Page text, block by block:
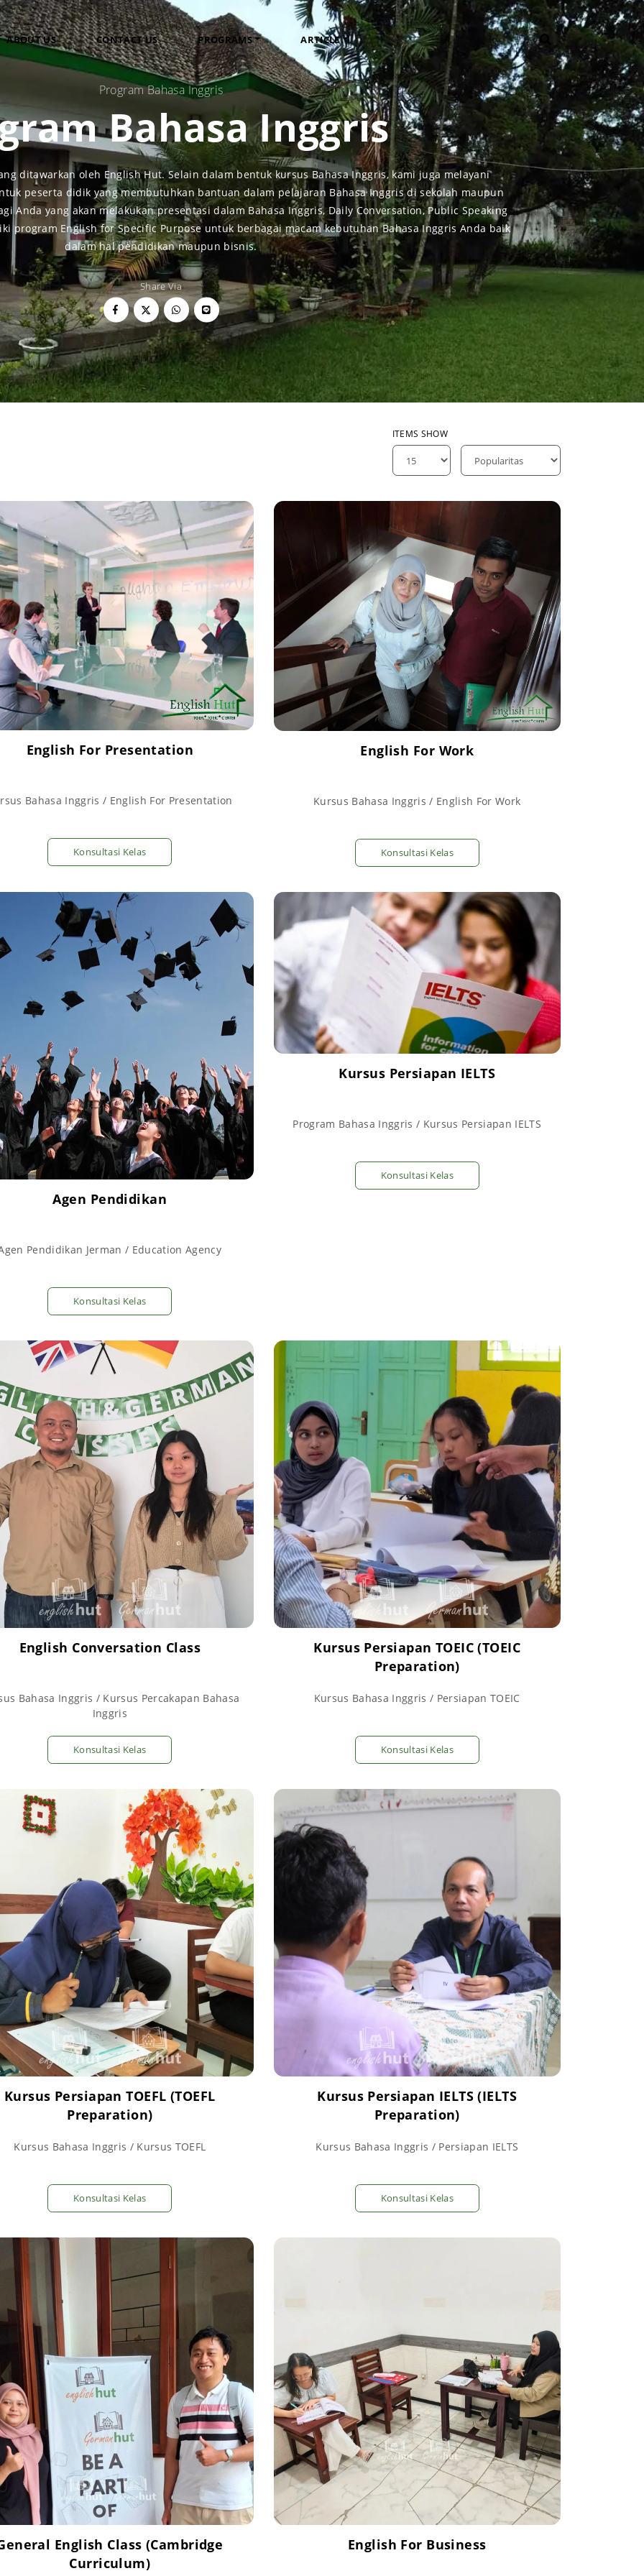
ABOUT US CONTACT US PROGRAMS
PROGAM AGEN PENDIDIKAN JERMAN PROGRAM BAHASA INGGRIS
Kursus Bahasa Inggris
Kursus Percakapan Bahasa Inggris (English Conversation)
English For Specific Purpose (ESP)
Kursus Persiapan TOEFL
Kursus Persiapan TOEIC
PROGRAM BAHASA JERMAN
Kursus Bahasa Jerman
Kursus Percakapan Bahasa Jerman (Deutsch Konversation)
Kursus Sertifikasi Bahasa Jerman (A1 –C2)
SEMUA PROGRAM KURSUS BAHASA
ARTICLE
INFO BAHASA INGGRIS DAN JERMAN
FAQ
Informasi Umum
Tips dan Trik
INFO ENGLISH HUT
Profil Pengajar
Program Bahasa Inggris
Bahasa Inggris
ditawarkan oleh English Hut. Selain dalam bentuk kursus Bahasa Inggris, kami juga melayani
peserta didik yang membutuhkan bantuan dalam pelajaran Bahasa Inggris di sekolah maupun
Anda yang akan melakukan presentasi dalam Bahasa Inggris, Daily Conversation, Public Speaking
program English for Specific Purpose untuk berbagai macam kebutuhan Bahasa Inggris Anda baik
dalam hal pendidikan maupun bisnis.
Share Via
ITEMS SHOW
English For Presentation
Bahasa Inggris / English For Presentation
Konsultasi Kelas
English For Work
Kursus Bahasa Inggris / English For Work
Konsultasi Kelas
Agen Pendidikan
Pendidikan Jerman / Education Agency
Konsultasi Kelas
Kursus Persiapan IELTS
Program Bahasa Inggris / Kursus Persiapan IELTS
Konsultasi Kelas
English Conversation Class
Bahasa Inggris / Kursus Percakapan Bahasa
Inggris
Konsultasi Kelas
Kursus Persiapan TOEIC (TOEIC
Preparation)
Kursus Bahasa Inggris / Persiapan TOEIC
Konsultasi Kelas
Kursus Persiapan TOEFL (TOEFL
Preparation)
Kursus Bahasa Inggris / Kursus TOEFL
Konsultasi Kelas
Kursus Persiapan IELTS (IELTS
Preparation)
Kursus Bahasa Inggris / Persiapan IELTS
Konsultasi Kelas
English Class (Cambridge
Curriculum)
English For Business